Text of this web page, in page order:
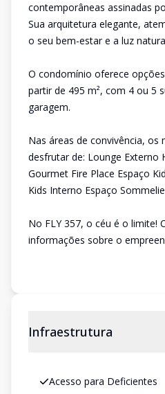
contemporâneas assinadas
Sua arquitetura elegante,
o seu bem-estar e a luz
O condomínio oferece
partir de 495 m², com 4 ou 5
garagem.
Nas áreas de convivência, os
desfrutar de: Lounge Externo
Gourmet Fire Place Espaço
Kids Interno Espaço
No FLY 357, o céu é o limite!
informações sobre o
Infraestrutura
Acesso para Deficientes